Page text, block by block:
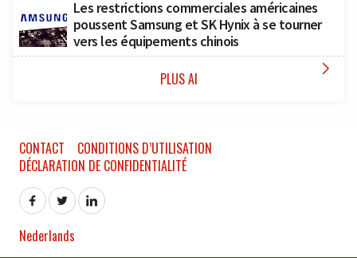
Les restrictions commerciales américaines
poussent Samsung et SK Hynix à se tourner
vers les équipements chinois
PLUS AI 
CONTACT
CONDITIONS D’UTILISATION
DÉCLARATION DE CONFIDENTIALITÉ
Nederlands